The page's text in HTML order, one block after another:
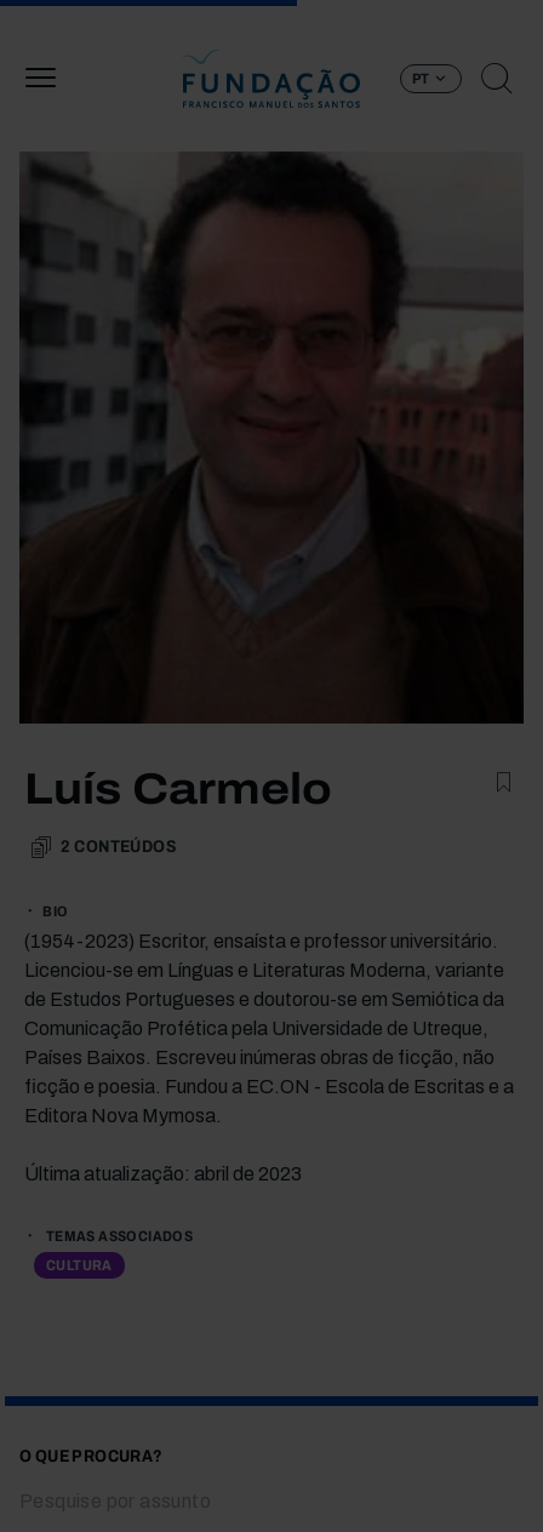
PT
Luís Carmelo
2 CONTEÚDOS
BIO
(1954-2023) Escritor, ensaísta e professor universitário.
Licenciou-se em Línguas e Literaturas Moderna, variante
de Estudos Portugueses e doutorou-se em Semiótica da
Comunicação Profética pela Universidade de Utreque,
Países Baixos. Escreveu inúmeras obras de ficção, não
ficção e poesia. Fundou a EC.ON - Escola de Escritas e a
Editora Nova Mymosa.
Última atualização: abril de 2023
TEMAS ASSOCIADOS
CULTURA
O QUE PROCURA?